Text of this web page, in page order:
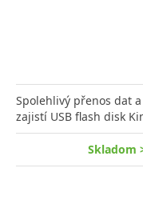
Spolehlivý přenos dat
zajistí USB flash disk
Skladom